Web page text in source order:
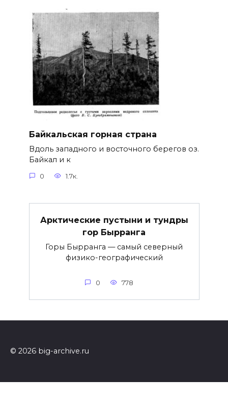
Байкальская горная страна
Вдоль западного и восточного берегов оз.
Байкал и к
0 1.7к.
Арктические пустыни и тундры
гор Бырранга
Горы Бырранга — самый северный
физико-географический
0 778
© 2026 big-archive.ru